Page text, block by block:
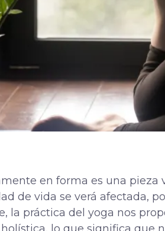
en forma es una pieza
de vida se verá afectada,
la práctica del yoga nos